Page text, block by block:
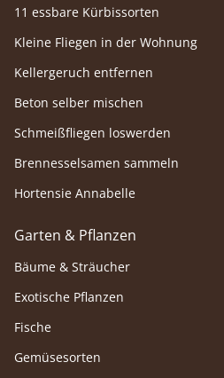
11 essbare Kürbissorten
Kleine Fliegen in der Wohnung
Kellergeruch entfernen
Beton selber mischen
Schmeißfliegen loswerden
Brennesselsamen sammeln
Hortensie Annabelle
Garten & Pflanzen
Bäume & Sträucher
Exotische Pflanzen
Fische
Gemüsesorten